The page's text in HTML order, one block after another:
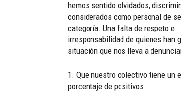
hemos sentido olvidados,
considerados como personal de
categoría. Una falta de respeto e
irresponsabilidad de quienes han
situación que nos lleva a
1. Que nuestro colectivo tiene un
porcentaje de positivos.